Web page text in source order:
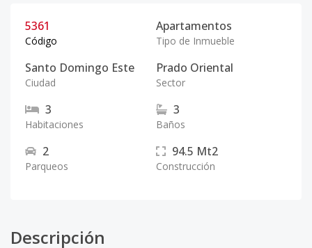
5361
Código
Apartamentos
Tipo de Inmueble
Santo Domingo Este
Ciudad
Prado Oriental
Sector
3
Habitaciones
3
Baños
2
Parqueos
94.5 Mt2
Construcción
Descripción